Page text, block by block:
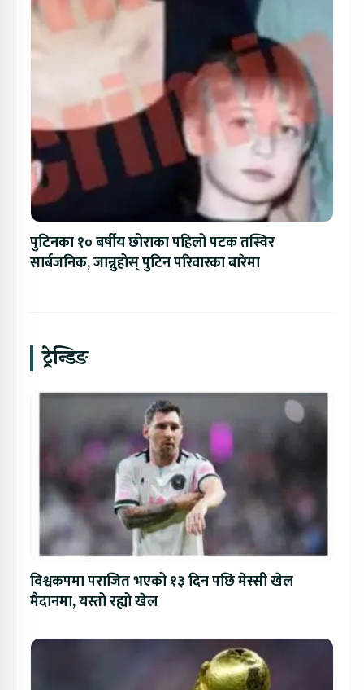
पुटिनका १० बर्षीय छोराका पहिलो पटक तस्विर
सार्बजनिक, जान्नुहोस् पुटिन परिवारका बारेमा
ट्रेन्डिङ
विश्वकपमा पराजित भएको १३ दिन पछि मेस्सी खेल
मैदानमा, यस्तो रह्यो खेल